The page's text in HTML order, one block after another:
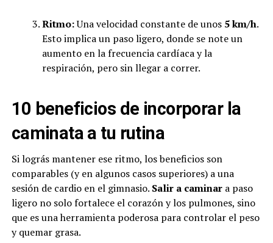
Ritmo:Una velocidad constante de unos 5 km/h.
Esto implica un paso ligero, donde se note un
aumento en la frecuencia cardíaca y la
respiración, pero sin llegar a correr.
10 beneficios de incorporar la
caminata a tu rutina
Si lográs mantener ese ritmo, los beneficios son
comparables (y en algunos casos superiores) a una
sesión de cardio en el gimnasio. Salir a caminara paso
ligero no solo fortalece el corazón y los pulmones, sino
que es una herramienta poderosa para controlar el peso
y quemar grasa.